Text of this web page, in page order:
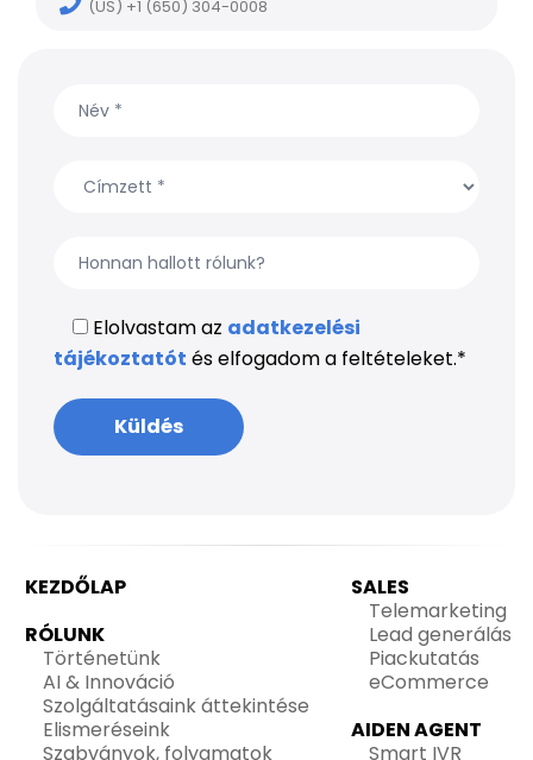
(US) +1 (650) 304-0008
Elolvastam az adatkezelési
tájékoztatót és elfogadom a feltételeket.*
KEZDŐLAP
RÓLUNK
Történetünk
AI & Innováció
Szolgáltatásaink áttekintése
Elismeréseink
Szabványok, folyamatok
SALES
Telemarketing
Lead generálás
Piackutatás
eCommerce
AIDEN AGENT
Smart IVR